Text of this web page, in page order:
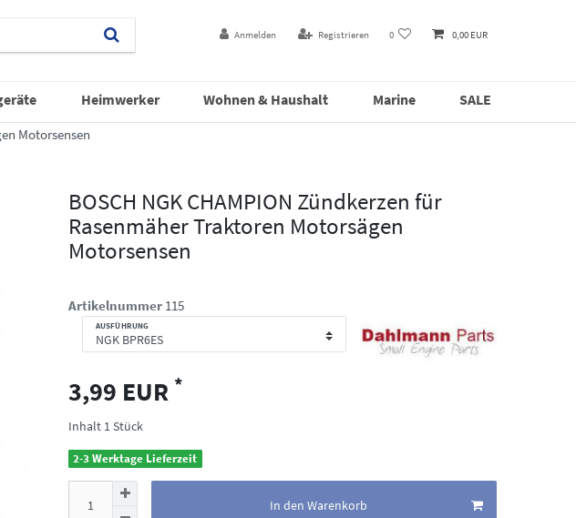
Anmelden Registrieren 0 0,00 EUR
Heimwerker Wohnen & Haushalt Marine SALE
Motorsensen
BOSCH NGK CHAMPION Zündkerzen für
Rasenmäher Traktoren Motorsägen
Motorsensen
Artikelnummer 115
AUSFÜHRUNG
3,99 EUR *
Inhalt 1Stück
2-3 Werktage Lieferzeit
In den Warenkorb